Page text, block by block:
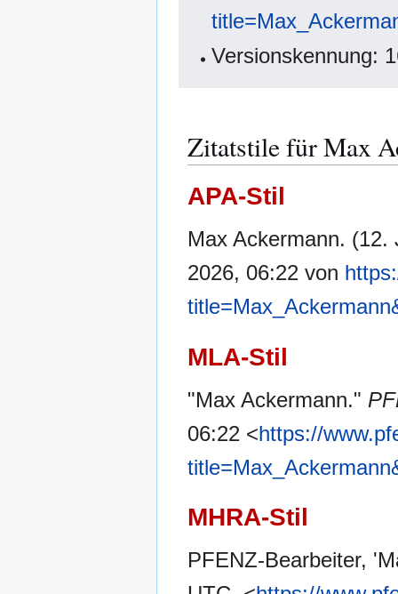
Versionskennung:
Zitatstile für Max
APA-Stil
Max Ackermann.
2026, 06:22 von
MLA-Stil
"Max Ackermann."
06:22 <https://
MHRA-Stil
PFENZ-Bearbeiter,